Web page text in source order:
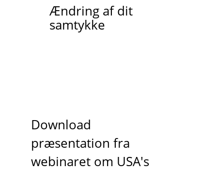
Ændring af dit
samtykke
Download
præsentation fra
webinaret om USA's